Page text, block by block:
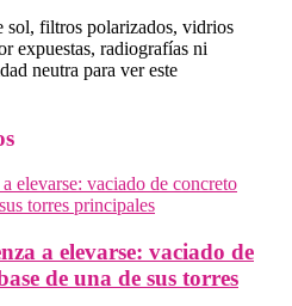
sol, filtros polarizados, vidrios
expuestas, radiografías ni
neutra para ver este
a elevarse: vaciado de
de una de sus torres